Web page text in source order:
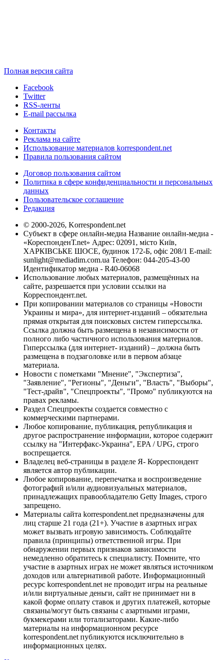
Полная версия сайта
Facebook
Twitter
RSS-ленты
E-mail рассылка
Контакты
Реклама на сайте
Использование материалов korrespondent.net
Правила пользования сайтом
Договор пользования сайтом
Политика в сфере конфиденциальности и персональных
данных
Пользовательское соглашение
Редакция
© 2000-2026, Korrespondent.net
Субъект в сфере онлайн-медиа Название онлайн-медиа -
«КореспонденТ.net» Адрес: 02091, місто Київ,
ХАРКІВСЬКЕ ШОСЕ, будинок 172-Б, офіс 208/1 E-mail:
sunlight@mediadim.com.ua Телефон: 044-205-43-00
Идентификатор медиа - R40-06068
Использование любых материалов, размещённых на
сайте, разрешается при условии ссылки на
Корреспондент.net.
При копировании материалов со страницы «Новости
Украины и мира», для интернет-изданий – обязательна
прямая открытая для поисковых систем гиперссылка.
Ссылка должна быть размещена в независимости от
полного либо частичного использования материалов.
Гиперссылка (для интернет- изданий) – должна быть
размещена в подзаголовке или в первом абзаце
материала.
Новости с пометками "Мнение", "Экспертиза",
"Заявление", "Регионы", "Деньги", "Власть", "Выборы",
"Тест-драйв", "Спецпроекты", "Промо" публикуются на
правах рекламы.
Раздел Спецпроекты создается совместно с
коммерческими партнерами.
Любое копирование, публикация, републикация и
другое распространение информации, которое содержит
ссылку на "Интерфакс-Украина", EPA / UPG, строго
воспрещается.
Владелец веб-страницы в разделе Я- Корреспондент
является автор публикации.
Любое копирование, перепечатка и воспроизведение
фотографий и/или аудиовизуальных материалов,
принадлежащих правообладателю Getty Images, строго
запрещено.
Материалы сайта korrespondent.net предназначены для
лиц старше 21 года (21+). Участие в азартных играх
может вызвать игровую зависимость. Соблюдайте
правила (принципы) ответственной игры. При
обнаружении первых признаков зависимости
немедленно обратитесь к специалисту. Помните, что
участие в азартных играх не может являться источником
доходов или альтернативой работе. Информационный
ресурс korrespondent.net не проводит игры на реальные
и/или виртуальные деньги, сайт не принимает ни в
какой форме оплату ставок и других платежей, которые
связаны/могут быть связаны с азартными играми,
букмекерами или тотализаторами. Какие-либо
материалы на информационном ресурсе
korrespondent.net публикуются исключительно в
информационных целях.